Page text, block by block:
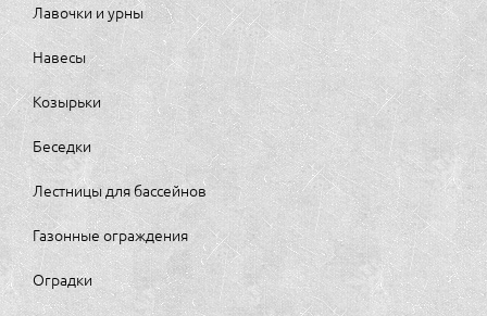
Лавочки и урны
Навесы
Козырьки
Беседки
Лестницы для бассейнов
Газонные ограждения
Оградки